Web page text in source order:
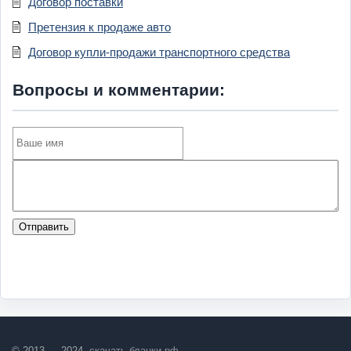
Претензия к продаже авто
Договор купли-продажи транспортного средства
Вопросы и комментарии:
Отправить